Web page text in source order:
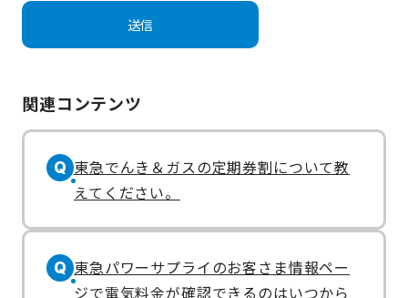
関連コンテンツ
Q 東急でんき＆ガスの定期券割について教
えてください。
Q 東急パワーサプライのお客さま情報ペー
ジで電気料金が確認できるのはいつから